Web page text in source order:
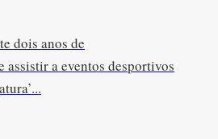
dois anos de
a eventos desportivos